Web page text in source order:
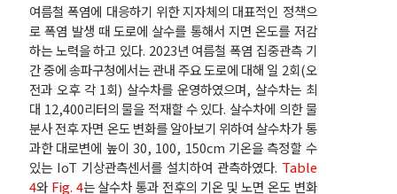
여름철 폭염에 대응하기 위한 지자체의 대표적인 정책으
로 폭염 발생 때 도로에 살수를 통해서 지면 온도를 저감
하는 노력을 하고 있다. 2023년 여름철 폭염 집중관측 기
간 중에 송파구청에서는 관내 주요 도로에 대해 일 2회(오
전과 오후 각 1회) 살수차를 운영하였으며, 살수차는 최
대 12,400리터의 물을 적재할 수 있다. 살수차에 의한 물
분사 전후 자면 온도 변화를 알아보기 위하여 살수차가 통
과한 대로변에 높이 30, 100, 150cm 기온을 측정할 수
있는 IoT 기상관측센서를 설치하여 관측하였다. Table
4와 Fig. 4는 살수차 통과 전후의 기온 및 노면 온도 변화